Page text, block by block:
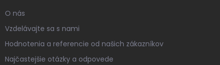
O nás
Vzdelávajte sa s nami
Hodnotenia a referencie od našich zákazníkov
Najčastejšie otázky a odpovede